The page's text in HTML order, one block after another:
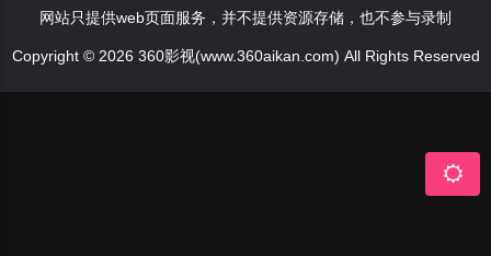
网站只提供web页面服务，并不提供资源存储，也不参与录制
Copyright © 2026 360影视(www.360aikan.com) All Rights Reserved